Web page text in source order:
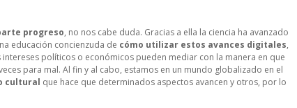
progreso, no nos cabe duda. Gracias a ella la ciencia ha avanzado
educación concienzuda de cómo utilizar estos avances digitales,
políticos o económicos pueden mediar con la manera en que
para mal. Al fin y al cabo, estamos en un mundo globalizado en el
cultural que hace que determinados aspectos avancen y otros, por lo